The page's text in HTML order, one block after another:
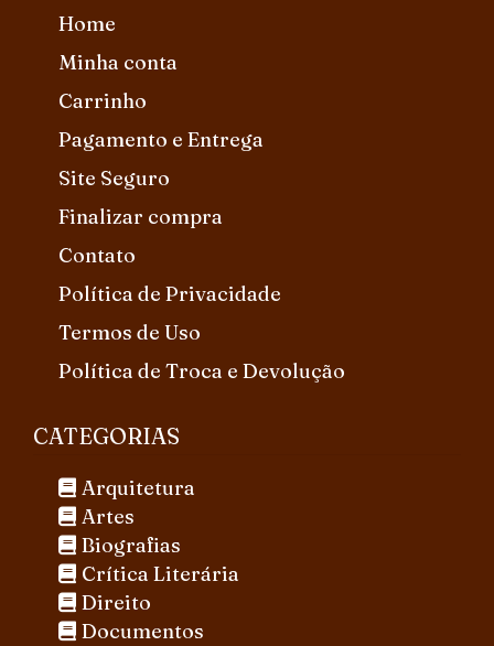
Home
Minha conta
Carrinho
Pagamento e Entrega
Site Seguro
Finalizar compra
Contato
Política de Privacidade
Termos de Uso
Política de Troca e Devolução
CATEGORIAS
Arquitetura
Artes
Biografias
Crítica Literária
Direito
Documentos